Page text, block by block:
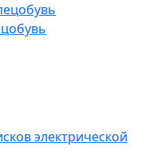
электрической